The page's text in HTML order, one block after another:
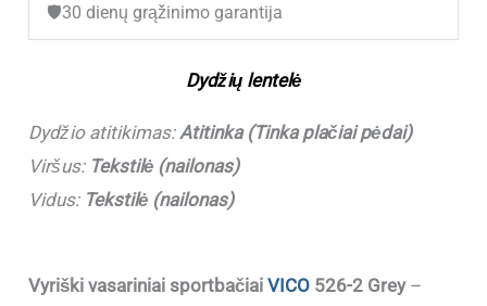
🛡️30 dienų grąžinimo garantija
Dydžių lentelė
Dydžio atitikimas: Atitinka (Tinka plačiai pėdai)
Viršus: Tekstilė (nailonas)
Vidus: Tekstilė (nailonas)
Vyriški vasariniai sportbačiaiVICO 526-2 Grey–